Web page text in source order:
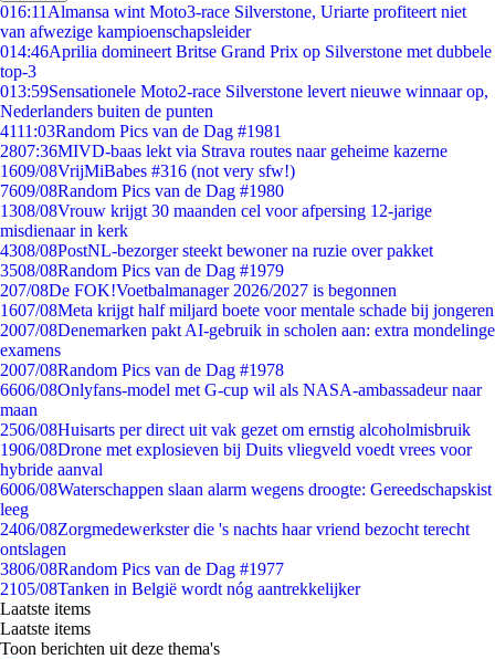
016:11 Almansa wint Moto3-race Silverstone, Uriarte profiteert niet
van afwezige kampioenschapsleider
014:46Aprilia domineert Britse Grand Prix op Silverstone met dubbele
top-3
013:59Sensationele Moto2-race Silverstone levert nieuwe winnaar op,
Nederlanders buiten de punten
4111:03Random Pics van de Dag #1981
2807:36MIVD-baas lekt via Strava routes naar geheime kazerne
1609/08VrijMiBabes #316 (not very sfw!)
7609/08Random Pics van de Dag #1980
1308/08Vrouw krijgt 30 maanden cel voor afpersing 12-jarige
misdienaar in kerk
4308/08PostNL-bezorger steekt bewoner na ruzie over pakket
3508/08Random Pics van de Dag #1979
207/08De FOK!Voetbalmanager 2026/2027 is begonnen
1607/08Meta krijgt half miljard boete voor mentale schade bij jongeren
2007/08Denemarken pakt AI-gebruik in scholen aan: extra mondelinge
examens
2007/08Random Pics van de Dag #1978
6606/08Onlyfans-model met G-cup wil als NASA-ambassadeur naar
maan
2506/08Huisarts per direct uit vak gezet om ernstig alcoholmisbruik
1906/08Drone met explosieven bij Duits vliegveld voedt vrees voor
hybride aanval
6006/08Waterschappen slaan alarm wegens droogte: Gereedschapskist
leeg
2406/08Zorgmedewerkster die 's nachts haar vriend bezocht terecht
ontslagen
3806/08Random Pics van de Dag #1977
2105/08Tanken in België wordt nóg aantrekkelijker
Laatste items
Laatste items
Toon berichten uit deze thema's